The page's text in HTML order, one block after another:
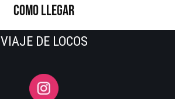
COMO LLEGAR
VIAJE DE LOCOS